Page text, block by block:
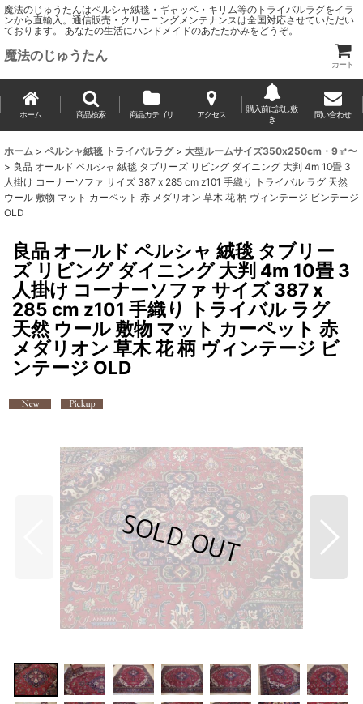
魔法のじゅうたんはペルシャ絨毯・ギャッベ・キリム等のトライバルラグをイラ
ンから直輸入。通信販売・クリーニングメンテナンスは全国対応させていただい
ております。 あなたの生活にハンドメイドのあたたかみをどうぞ。
魔法のじゅうたん
カート
ホーム 商品検索 商品カテゴリ アクセス
購入前に試し敷
き
問い合わせ
ホーム > ペルシャ絨毯 トライバルラグ > 大型ルームサイズ350x250cm・9㎡〜
> 良品 オールド ペルシャ 絨毯 タブリーズ リビング ダイニング 大判 4m 10畳 3
人掛け コーナーソファ サイズ 387 x 285 cm z101 手織り トライバル ラグ 天然
ウール 敷物 マット カーペット 赤 メダリオン 草木 花 柄 ヴィンテージ ビンテージ
OLD
良品 オールド ペルシャ 絨毯 タブリー
ズ リビング ダイニング 大判 4m 10畳 3
人掛け コーナーソファ サイズ 387 x
285 cm z101 手織り トライバル ラグ
天然 ウール 敷物 マット カーペット 赤
メダリオン 草木 花 柄 ヴィンテージ ビ
ンテージ OLD